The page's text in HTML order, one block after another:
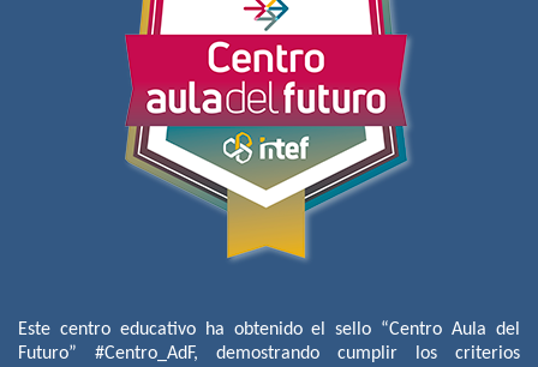
Este centro educativo ha obtenido el sello “Centro Aula del
Futuro” #Centro_AdF, demostrando cumplir los criterios